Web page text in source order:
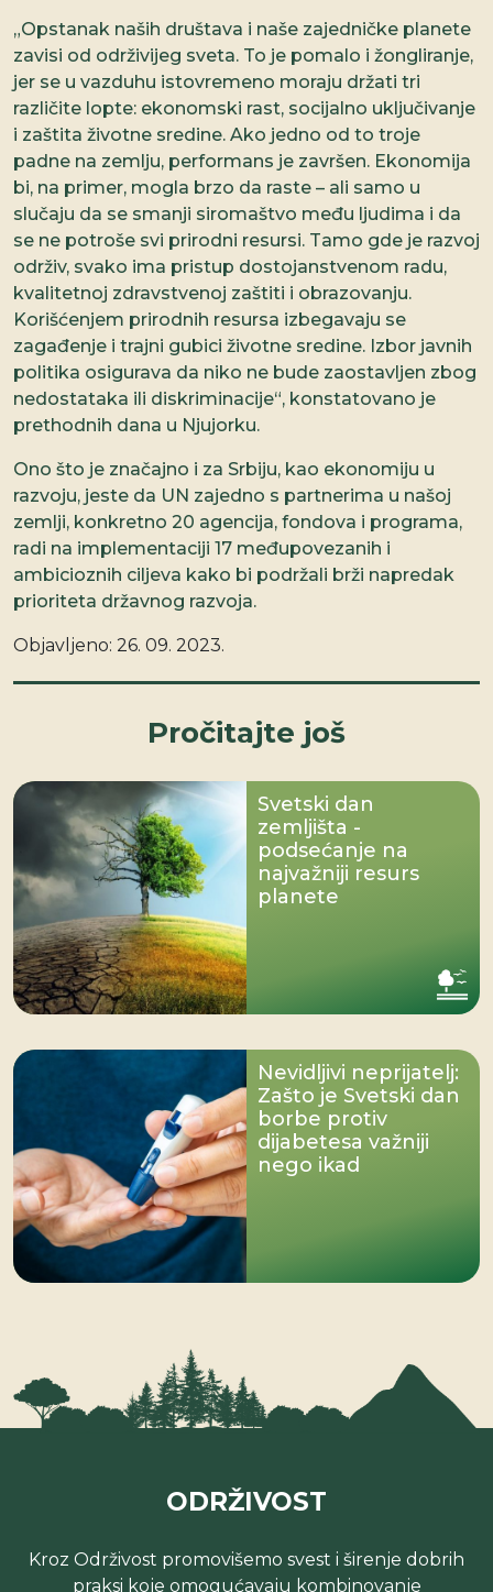
„Opstanak naših društava i naše zajedničke planete
zavisi od održivijeg sveta. To je pomalo i žongliranje,
jer se u vazduhu istovremeno moraju držati tri
različite lopte: ekonomski rast, socijalno uključivanje
i zaštita životne sredine. Ako jedno od to troje
padne na zemlju, performans je završen. Ekonomija
bi, na primer, mogla brzo da raste – ali samo u
slučaju da se smanji siromaštvo među ljudima i da
se ne potroše svi prirodni resursi. Tamo gde je razvoj
održiv, svako ima pristup dostojanstvenom radu,
kvalitetnoj zdravstvenoj zaštiti i obrazovanju.
Korišćenjem prirodnih resursa izbegavaju se
zagađenje i trajni gubici životne sredine. Izbor javnih
politika osigurava da niko ne bude zaostavljen zbog
nedostataka ili diskriminacije“, konstatovano je
prethodnih dana u Njujorku.
Ono što je značajno i za Srbiju, kao ekonomiju u
razvoju, jeste da UN zajedno s partnerima u našoj
zemlji, konkretno 20 agencija, fondova i programa,
radi na implementaciji 17 međupovezanih i
ambicioznih ciljeva kako bi podržali brži napredak
prioriteta državnog razvoja.
Objavljeno: 26. 09. 2023.
Pročitajte još
Svetski dan
zemljišta -
podsećanje na
najvažniji resurs
planete
Nevidljivi neprijatelj:
Zašto je Svetski dan
borbe protiv
dijabetesa važniji
nego ikad
ODRŽIVOST
Kroz Održivost promovišemo svest i širenje dobrih
praksi koje omogućavaju kombinovanje